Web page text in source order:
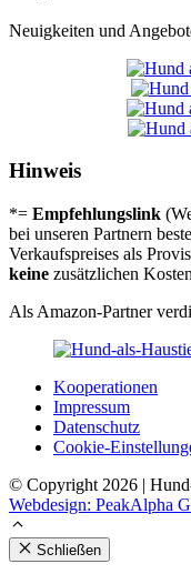
Neuigkeiten und
Hinweis
*= Empfehlungslink
bei unseren Partnern
Verkaufspreises als
keine zusätzlichen
Als Amazon-Partner
Koope­ra­tio­nen
Impres­sum
Daten­schutz
Coo­kie-
© Copyright 2026 |
Webdesign: PeakAlpha
Schließen